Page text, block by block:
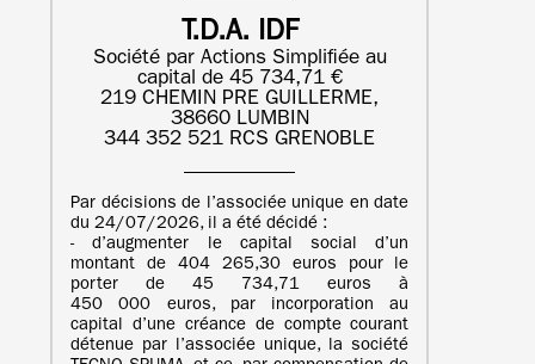
T.D.A. IDF
Société par Actions Simplifiée au
capital de 45 734,71 €
219 CHEMIN PRE GUILLERME,
38660 LUMBIN
344 352 521 RCS GRENOBLE
Par décisions de l’associée unique en date
du 24/07/2026, il a été décidé :
- d’augmenter le capital social d’un
montant de 404 265,30 euros pour le
porter de 45 734,71 euros à
450 000 euros, par incorporation au
capital d’une créance de compte courant
détenue par l’associée unique, la société